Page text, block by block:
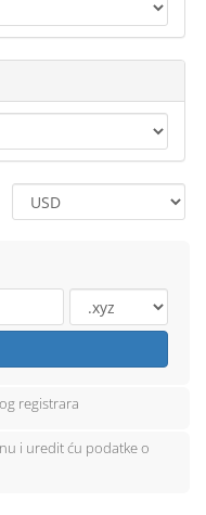
registrara
i uredit ću podatke o